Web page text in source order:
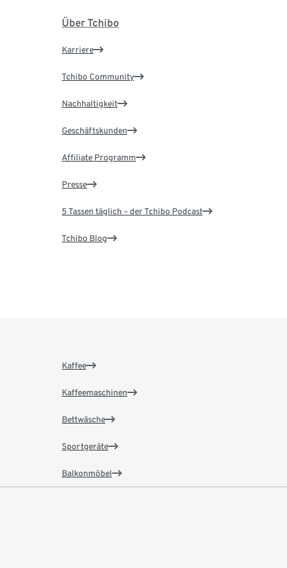
Über Tchibo
Karriere
Tchibo Community
Nachhaltigkeit
Geschäftskunden
Affiliate Programm
Presse
5 Tassen täglich – der Tchibo Podcast
Tchibo Blog
Kaffee
Kaffeemaschinen
Bettwäsche
Sportgeräte
Balkonmöbel